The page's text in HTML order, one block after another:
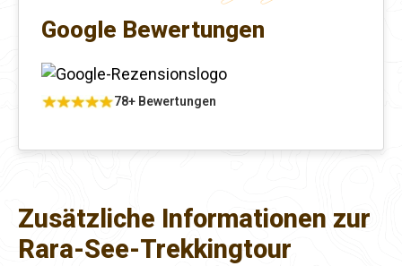
Google Bewertungen
78+ Bewertungen
Zusätzliche Informationen zur
Rara-See-Trekkingtour